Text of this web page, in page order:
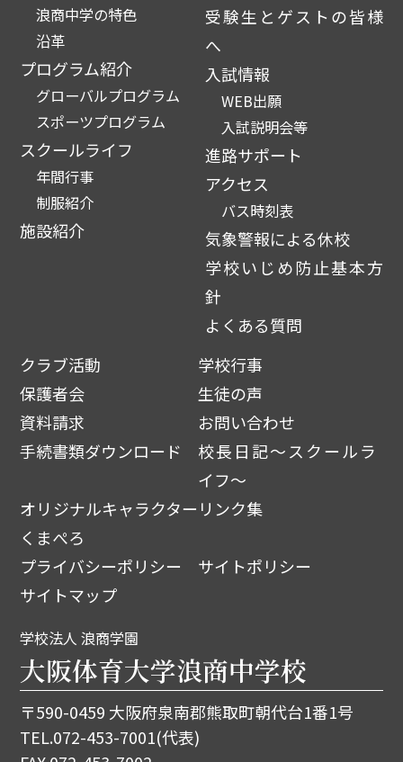
浪商中学の特色
沿革
プログラム紹介
グローバルプログラム
スポーツプログラム
スクールライフ
年間行事
制服紹介
施設紹介
受験生とゲストの皆様
へ
入試情報
WEB出願
入試説明会等
進路サポート
アクセス
バス時刻表
気象警報による休校
学校いじめ防止基本方
針
よくある質問
クラブ活動
学校行事
保護者会
生徒の声
資料請求
お問い合わせ
手続書類ダウンロード
校長日記～スクールラ
イフ～
オリジナルキャラクター
くまぺろ
リンク集
プライバシーポリシー
サイトポリシー
サイトマップ
学校法人 浪商学園
大阪体育大学浪商中学校
〒590-0459 大阪府泉南郡熊取町朝代台1番1号
TEL.072-453-7001(代表)